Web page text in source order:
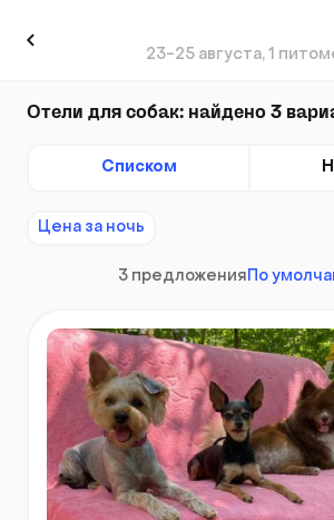
23-25 августа, 1
Отели для собак: найдено 3
Списком
Цена за ночь
3 предложения По